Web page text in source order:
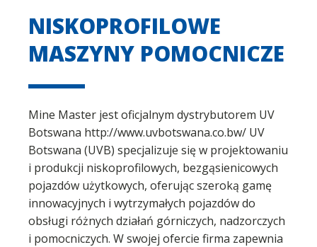
NISKOPROFILOWE
MASZYNY POMOCNICZE
Mine Master jest oficjalnym dystrybutorem UV
Botswana http://www.uvbotswana.co.bw/ UV
Botswana (UVB) specjalizuje się w projektowaniu
i produkcji niskoprofilowych, bezgąsienicowych
pojazdów użytkowych, oferując szeroką gamę
innowacyjnych i wytrzymałych pojazdów do
obsługi różnych działań górniczych, nadzorczych
i pomocniczych. W swojej ofercie firma zapewnia